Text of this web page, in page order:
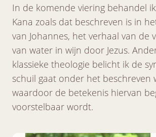
In de komende viering behandel
Kana zoals dat beschreven is in
van Johannes, het verhaal van de
van water in wijn door Jezus.
klassieke theologie belicht ik de
schuil gaat onder het beschreven
waardoor de betekenis hiervan
voorstelbaar wordt.